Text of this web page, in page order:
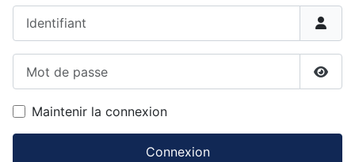
Maintenir la connexion
Connexion